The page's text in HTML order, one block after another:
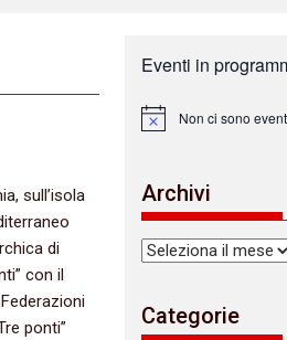
sull’isola
di
con il
ponti”
Eventi in
N
c
e
Non ci sono
Archivi
Archivi
Categorie